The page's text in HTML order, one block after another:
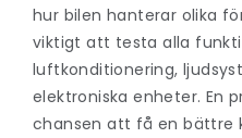
hur bilen hanterar olika
viktigt att testa alla
luftkonditionering,
elektroniska enheter. En
chansen att få en bättre